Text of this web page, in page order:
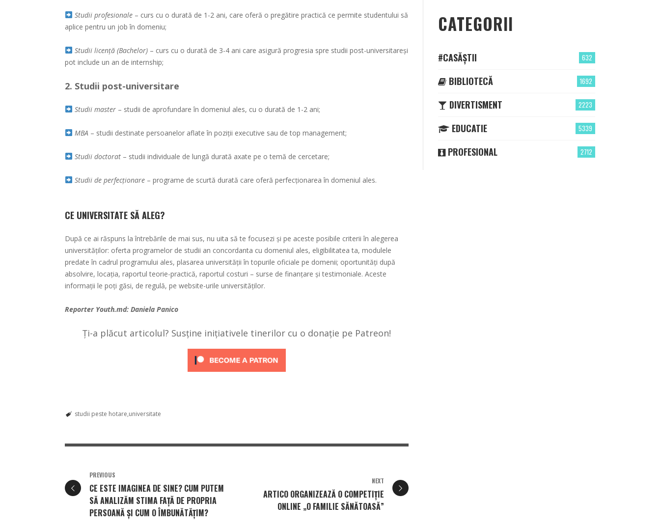
Studii profesionale– curs cu o durată de 1-2 ani, care oferă o pregătire practică ce permite studentului să
aplice pentru un job în domeniu;
Studii licență (Bachelor) – curs cu o durată de 3-4 ani care asigură progresia spre studii post-universitareși
pot include un an de internship;
2. Studii post-universitare
Studii master– studii de aprofundare în domeniul ales, cu o durată de 1-2 ani;
MBA – studii destinate persoanelor aflate în poziții executive sau de top management;
Studii doctorat – studii individuale de lungă durată axate pe o temă de cercetare;
Studii de perfecționare– programe de scurtă durată care oferă perfecționarea în domeniul ales.
CE UNIVERSITATE SĂ ALEG?
După ce ai răspuns la întrebările de mai sus, nu uita să te focusezi și pe aceste posibile criterii în alegerea
universităților: oferta programelor de studii an concordanta cu domeniul ales, eligibilitatea ta, modulele
predate în cadrul programului ales, plasarea universității în topurile oficiale pe domenii; oportunități după
absolvire, locația, raportul teorie-practică, raportul costuri – surse de finanțare și testimoniale. Aceste
informații le poți găsi, de regulă, pe website-urile universităților.
Reporter Youth.md: Daniela Panico
Ți-a plăcut articolul? Susține inițiativele tinerilor cu o donație pe Patreon!
studii peste hotare universitate
PREVIOUS
CE ESTE IMAGINEA DE SINE? CUM PUTEM
SĂ ANALIZĂM STIMA FAȚĂ DE PROPRIA
PERSOANĂ ȘI CUM O ÎMBUNĂTĂȚIM?
NEXT
ARTICO ORGANIZEAZĂ O COMPETIȚIE
ONLINE „O FAMILIE SĂNĂTOASĂ”
CATEGORII
632
#CASĂȘTII
1692
BIBLIOTECĂ
2223
DIVERTISMENT
5339
EDUCATIE
2712
PROFESIONAL